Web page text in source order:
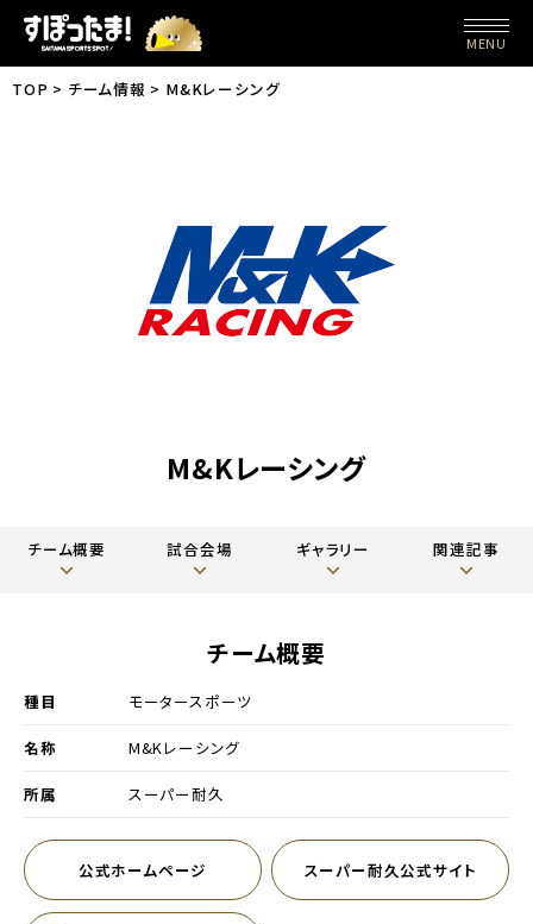
MENU
TOP チーム情報 M&Kレーシング
M&Kレーシング
チーム概要 試合会場 ギャラリー 関連記事
チーム概要
種目 モータースポーツ
名称 M&Kレーシング
所属 スーパー耐久
公式ホームページ別ウィンドウで開く スーパー耐久公式サイト
別ウィンドウで開く